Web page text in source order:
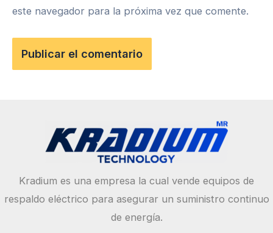
este navegador para la próxima vez que comente.
Kradium es una empresa la cual vende equipos de
respaldo eléctrico para asegurar un suministro continuo
de energía.